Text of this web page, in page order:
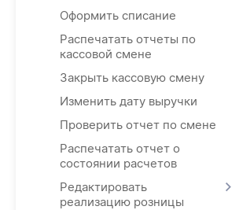
Оформить списание
Распечатать отчеты по
кассовой смене
Закрыть кассовую смену
Изменить дату выручки
Проверить отчет по смене
Распечатать отчет о
состоянии расчетов
Редактировать
реализацию розницы